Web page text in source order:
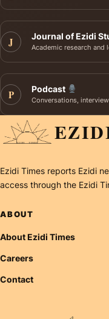
J Journal of Ezidi
Academic research
P Podcast
Conversations,
Ezidi Times reports Ezidi
access through the Ezidi
ABOUT
About Ezidi Times
Careers
Contact